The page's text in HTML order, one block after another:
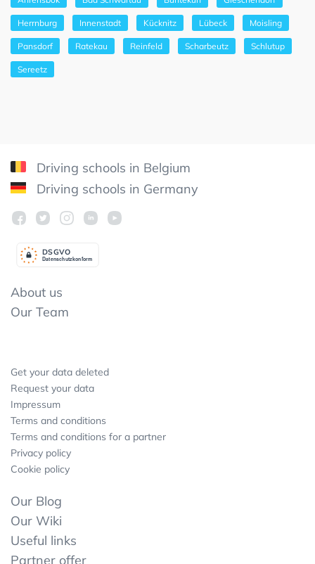
Herrnburg Innenstadt Kücknitz Lübeck Moisling
Pansdorf Ratekau Reinfeld Scharbeutz Schlutup
Sereetz
Driving schools in Belgium
Driving schools in Germany
Datenschutzkonform
DSGVO
About us
Our Team
Get your data deleted
Request your data
Impressum
Terms and conditions
Terms and conditions for a partner
Privacy policy
Cookie policy
Our Blog
Our Wiki
Useful links
Partner offer